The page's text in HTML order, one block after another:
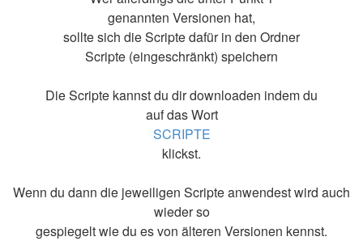
genannten Versionen hat,
sollte sich die Scripte dafür in den Ordner
Scripte (eingeschränkt) speichern
Die Scripte kannst du dir downloaden indem du
auf das Wort
SCRIPTE
klickst.
Wenn du dann die jeweiligen Scripte anwendest wird auch
wieder so
gespiegelt wie du es von älteren Versionen kennst.